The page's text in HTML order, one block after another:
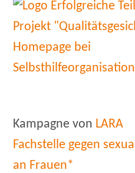
Kampagne von LARA
Fachstelle gegen
an Frauen*